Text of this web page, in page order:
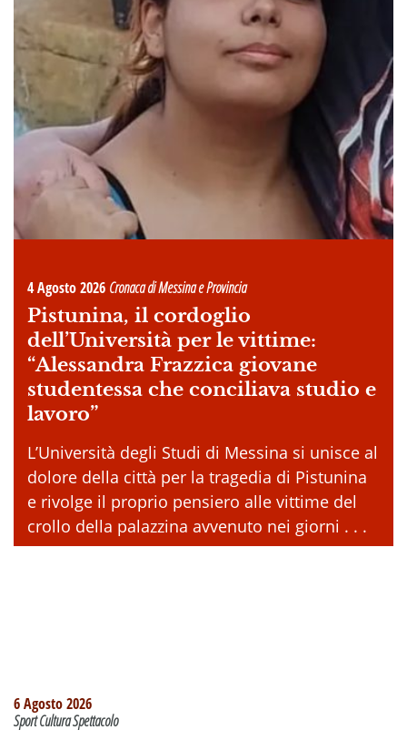
4 Agosto 2026 Cronaca di Messina e Provincia
Pistunina, il cordoglio
dell’Università per le vittime:
“Alessandra Frazzica giovane
studentessa che conciliava studio e
lavoro”
L’Università degli Studi di Messina si unisce al
dolore della città per la tragedia di Pistunina
e rivolge il proprio pensiero alle vittime del
crollo della palazzina avvenuto nei giorni . . .
6 Agosto 2026
Sport Cultura Spettacolo